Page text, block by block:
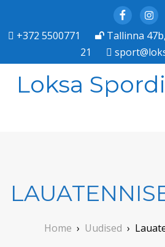
Facebook
+372 5500771
Tallinna
21
Loksa
Home › Uudised ›